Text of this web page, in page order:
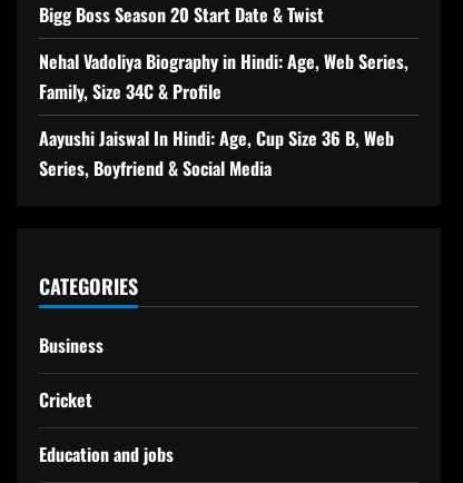
Bigg Boss Season 20 Start Date & Twist
Nehal Vadoliya Biography in Hindi: Age, Web Series,
Family, Size 34C & Profile
Aayushi Jaiswal In Hindi: Age, Cup Size 36 B, Web
Series, Boyfriend & Social Media
CATEGORIES
Business
Cricket
Education and jobs